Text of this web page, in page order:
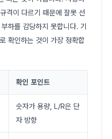
격이 다르기 때문에 잘못 선
하를 감당하지 못합니다. 기
확인하는 것이 가장 정확합
확인 포인트
숫자가 용량, L/R은 단
자 방향